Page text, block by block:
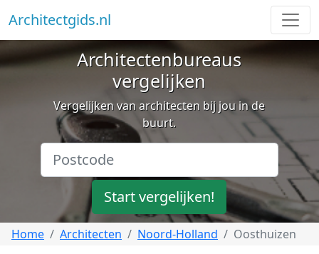
Architectgids.nl
Architectenbureaus
vergelijken
Vergelijken van architecten bij jou in de
buurt.
Start vergelijken!
Home Architecten Noord-Holland Oosthuizen